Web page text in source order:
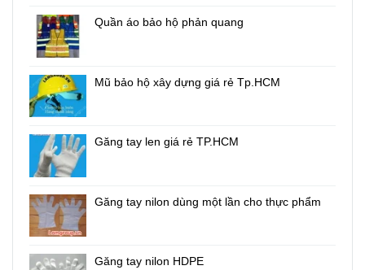
Quần áo bảo hộ phản quang
Mũ bảo hộ xây dựng giá rẻ Tp.HCM
Găng tay len giá rẻ TP.HCM
Găng tay nilon dùng một lần cho thực phẩm
Găng tay nilon HDPE